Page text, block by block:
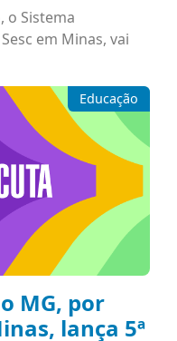
o Sistema
em Minas, vai
Educação
MG, por
lança 5ª